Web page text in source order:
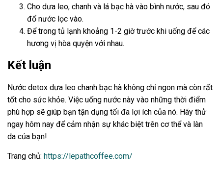
Cho dưa leo, chanh và lá bạc hà vào bình nước, sau đó
đổ nước lọc vào.
Để trong tủ lạnh khoảng 1-2 giờ trước khi uống để các
hương vị hòa quyện với nhau.
Kết luận
Nước detox dưa leo chanh bạc hà không chỉ ngon mà còn rất
tốt cho sức khỏe. Việc uống nước này vào những thời điểm
phù hợp sẽ giúp bạn tận dụng tối đa lợi ích của nó. Hãy thử
ngay hôm nay để cảm nhận sự khác biệt trên cơ thể và làn
da của bạn!
Trang chủ: https://lepathcoffee.com/